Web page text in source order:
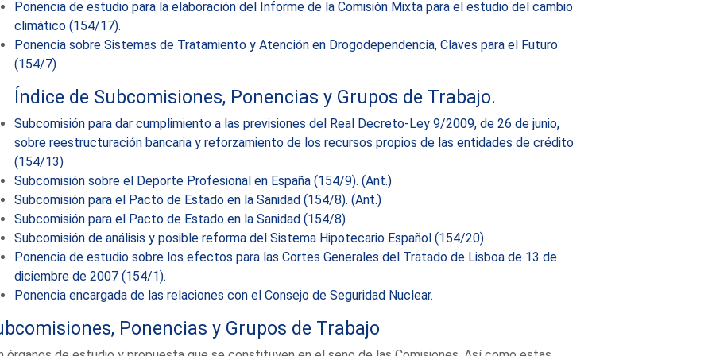
Ponencia de estudio para la elaboración del Informe de la Comisión Mixta para el estudio del cambio
climático (154/17).
Ponencia sobre Sistemas de Tratamiento y Atención en Drogodependencia, Claves para el Futuro
(154/7).
Índice de Subcomisiones, Ponencias y Grupos de Trabajo.
Subcomisión para dar cumplimiento a las previsiones del Real Decreto-Ley 9/2009, de 26 de junio,
sobre reestructuración bancaria y reforzamiento de los recursos propios de las entidades de crédito
(154/13)
Subcomisión sobre el Deporte Profesional en España (154/9). (Ant.)
Subcomisión para el Pacto de Estado en la Sanidad (154/8). (Ant.)
Subcomisión para el Pacto de Estado en la Sanidad (154/8)
Subcomisión de análisis y posible reforma del Sistema Hipotecario Español (154/20)
Ponencia de estudio sobre los efectos para las Cortes Generales del Tratado de Lisboa de 13 de
diciembre de 2007 (154/1).
Ponencia encargada de las relaciones con el Consejo de Seguridad Nuclear.
Ponencias y Grupos de Trabajo